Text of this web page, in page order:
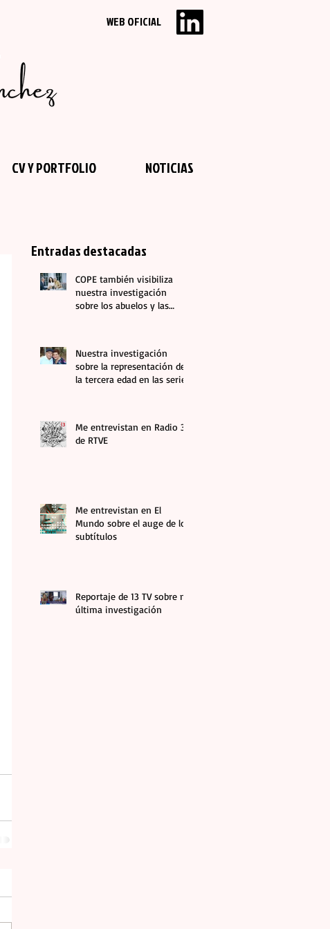
WEB OFICIAL
CV Y PORTFOLIO NOTICIAS
Entradas destacadas
COPE también visibiliza
nuestra investigación
sobre los abuelos y las
Nuestra investigación
sobre la representación de
la tercera edad en las series
Me entrevistan en Radio 3
de RTVE
Me entrevistan en El
Mundo sobre el auge de los
subtítulos
Reportaje de 13 TV sobre mi
última investigación